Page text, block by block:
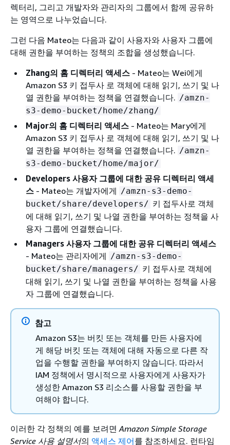
렉터리, 그리고 개발자와 관리자의 그룹에서 함께 공유하
는 영역으로 나누었습니다.
그런 다음 Mateo는 다음과 같이 사용자와 사용자 그룹에
대해 권한을 부여하는 정책의 조합을 생성했습니다.
Zhang의 홈 디렉터리 액세스 - Mateo는 Wei에게
Amazon S3 키 접두사 로 객체에 대해 읽기, 쓰기 및 나
열 권한을 부여하는 정책을 연결했습니다. /amzn-
s3-demo-bucket/home/zhang/
Major의 홈 디렉터리 액세스 - Mateo는 Mary에게
Amazon S3 키 접두사 로 객체에 대해 읽기, 쓰기 및 나
열 권한을 부여하는 정책을 연결했습니다. /amzn-
s3-demo-bucket/home/major/
Developers 사용자 그룹에 대한 공유 디렉터리 액세
스 - Mateo는 개발자에게 /amzn-s3-demo-
bucket/share/developers/ 키 접두사로 객체
에 대해 읽기, 쓰기 및 나열 권한을 부여하는 정책을 사
용자 그룹에 연결했습니다.
Managers 사용자 그룹에 대한 공유 디렉터리 액세스
- Mateo는 관리자에게 /amzn-s3-demo-
bucket/share/managers/ 키 접두사로 객체에
대해 읽기, 쓰기 및 나열 권한을 부여하는 정책을 사용
자 그룹에 연결했습니다.
참고
Amazon S3는 버킷 또는 객체를 만든 사용자에
게 해당 버킷 또는 객체에 대해 자동으로 다른 작
업을 수행할 권한을 부여하지 않습니다. 따라서
IAM 정책에서 명시적으로 사용자에게 사용자가
생성한 Amazon S3 리소스를 사용할 권한을 부
여해야 합니다.
이러한 각 정책의 예를 보려면 Amazon Simple Storage
Service 사용 설명서의 액세스 제어를 참조하세요. 런타임